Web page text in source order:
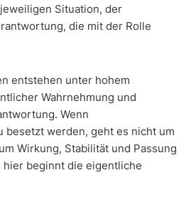
Situation, der
die mit der Rolle
entstehen unter hohem
Wahrnehmung und
Wenn
besetzt werden, geht es nicht um
Wirkung, Stabilität und Passung
hier beginnt die eigentliche